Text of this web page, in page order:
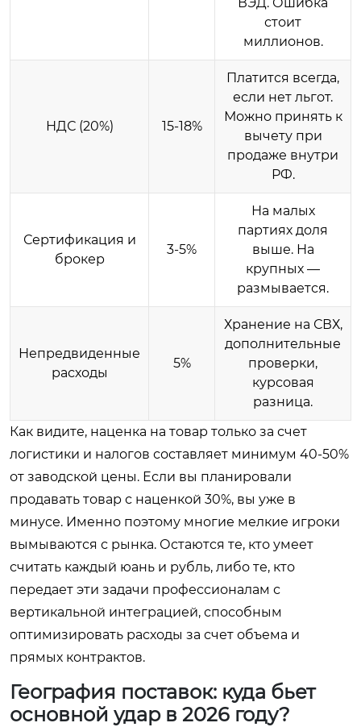
стоит
миллионов.
НДС (20%) 15-18%
Платится всегда,
если нет льгот.
Можно принять к
вычету при
продаже внутри
РФ.
Сертификация и
брокер
3-5%
На малых
партиях доля
выше. На
крупных —
размывается.
Непредвиденные
расходы
5%
Хранение на СВХ,
дополнительные
проверки,
курсовая
разница.
Как видите, наценка на товар только за счет
логистики и налогов составляет минимум 40-50%
от заводской цены. Если вы планировали
продавать товар с наценкой 30%, вы уже в
минусе. Именно поэтому многие мелкие игроки
вымываются с рынка. Остаются те, кто умеет
считать каждый юань и рубль, либо те, кто
передает эти задачи профессионалам с
вертикальной интеграцией, способным
оптимизировать расходы за счет объема и
прямых контрактов.
География поставок: куда бьет
основной удар в 2026 году?